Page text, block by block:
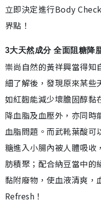
立即決定進行Body
界點！
3大天然成分 全面阻糖降
崇尚自然的黃祥興當得
細了解後，發現原來某些
如紅麴能減少壞膽固醇黏
降血脂及血壓外，亦同時
血脂問題。而武靴葉酸可
糖進入小腸內被人體吸收
肪積聚；配合納豆當中的
黏附廢物，使血液清爽，
Refresh！